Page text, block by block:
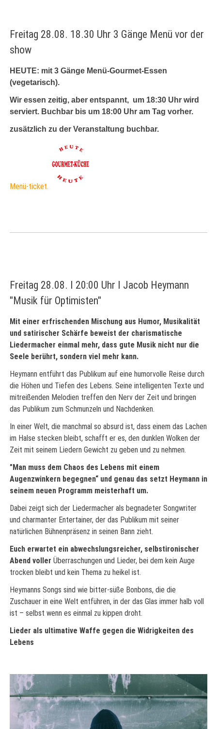
Freitag 28.08. 18.30 Uhr 3 Gänge Menü vor der
show
HEUTE: mit 3 Gänge Menü-Gourmet-Essen
(vegetarisch).
Wir essen zeitig, aber entspannt, um 18:30 Uhr wird
serviert. Buchbar bis um 18:00 Uhr am Tag vorher.
zusätzlich zu der Veranstaltung buchbar.
Menü-ticket.
Freitag 28.08. I 20:00 Uhr I Jacob Heymann
"Musik für Optimisten"
Mit einer erfrischenden Mischung aus Humor, Musikalität
und satirischer Schärfe beweist der charismatische
Liedermacher einmal mehr, dass gute Musik nicht nur die
Seele berührt, sondern viel mehr kann.
Heymann entführt das Publikum auf eine humorvolle Reise durch
die Höhen und Tiefen des Lebens. Seine intelligenten Texte und
mitreißenden Melodien treffen den Nerv der Zeit und bringen
das Publikum zum Schmunzeln und Nachdenken.
In einer Welt, die manchmal so absurd ist, dass einem das Lachen
im Halse stecken bleibt, schafft er es, den dunklen Wolken der
Zeit mit seinem Liedern Gewicht zu geben und zu nehmen.
"Man muss dem Chaos des Lebens mit einem
Augenzwinkern begegnen“ und genau das setzt Heymann in
seinem neuen Programm meisterhaft um.
Dabei zeigt sich der Liedermacher als begnadeter Songwriter
und charmanter Entertainer, der das Publikum mit seiner
natürlichen Bühnenpräsenz in seinen Bann zieht.
Euch erwartet ein abwechslungsreicher, selbstironischer
Abend voller Überraschungen und Lieder, bei dem kein Auge
trocken bleibt und kein Thema zu heikel ist.
Heymanns Songs sind wie bitter-süße Bonbons, die die
Zuschauer in eine Welt entführen, in der das Glas immer halb voll
ist – selbst wenn es einmal zu kippen droht.
Lieder als ultimative Waffe gegen die Widrigkeiten des
Lebens